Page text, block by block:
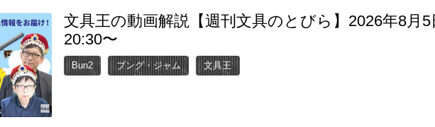
文具王の動画解説【週刊文具のとびら】2026年8月5
20:30〜
Bun2 ブング・ジャム 文具王